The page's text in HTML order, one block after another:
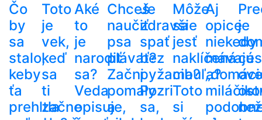
Čo
by
sa
stalo,
keby
ťa
prehltla
Toto
je
vek,
keď
sa
ti
začne
Aké
to
je
narodiť
sa?
Veda
opisuje,
Chceš
naučiť
psa
plávať?
Začni
pomaly
a
Je
zdravšie
spať
bez
pyžama?
Pozri
sa,
Môže
sa
jesť
naklíčená
cibuľa?
Toto
si
Aj
opice
niekedy
mávajú
je
než